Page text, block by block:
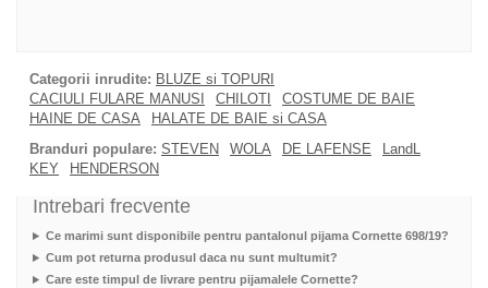
Categorii inrudite: BLUZE si TOPURI
CACIULI FULARE MANUSI
CHILOTI
COSTUME DE BAIE
HAINE DE CASA
HALATE DE BAIE si CASA
Branduri populare: STEVEN WOLA DE LAFENSE
LandL
KEY
HENDERSON
Intrebari frecvente
Ce marimi sunt disponibile pentru pantalonul pijama Cornette 698/19?
Cum pot returna produsul daca nu sunt multumit?
Care este timpul de livrare pentru pijamalele Cornette?